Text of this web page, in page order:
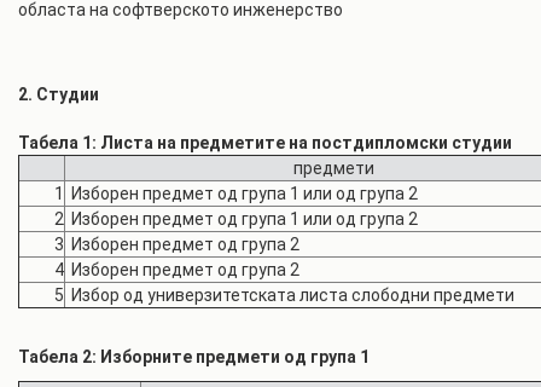
областа на софтверското инженерство
2. Студии
Табела 1: Листа на предметите на постдипломски студии
предмети
1
Изборен предмет од група 1 или од група 2
2 Изборен предмет од група 1 или од група 2
3 Изборен предмет од група 2
4 Изборен предмет од група 2
5 Избор од универзитетската листа слободни предмети
Табела 2: Изборните предмети од група 1